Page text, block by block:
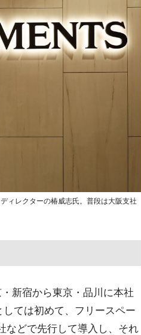
ィレクターの椿威志氏。普段は大阪支社
新宿から東京・品川に本社
ては初めて、フリースペー
などで先行して導入し、それ